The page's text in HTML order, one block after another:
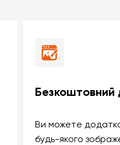
Безкоштовний
Ви можете
будь-якого